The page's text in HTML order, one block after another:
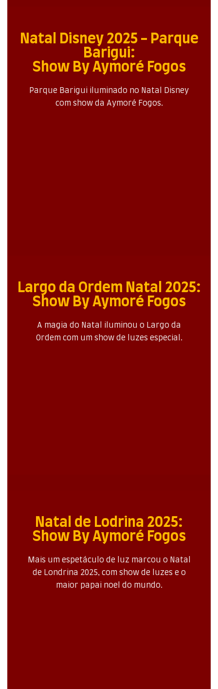
Natal Disney 2025 - Parque
Barigui:
Show By Aymoré Fogos
Parque Barigui iluminado no Natal Disney
com show da Aymoré Fogos.
Largo da Ordem Natal 2025:
Show By Aymoré Fogos
A magia do Natal iluminou o Largo da
Ordem com um show de luzes especial.
Natal de Lodrina 2025:
Show By Aymoré Fogos
Mais um espetáculo de luz marcou o Natal
de Londrina 2025, com show de luzes e o
maior papai noel do mundo.